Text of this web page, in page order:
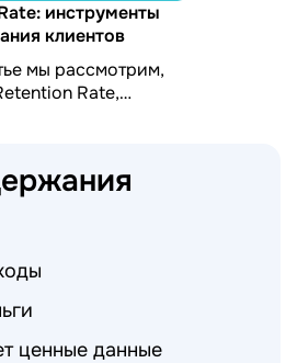
инструменты
клиентов
мы рассмотрим,
Rate,
ценные данные